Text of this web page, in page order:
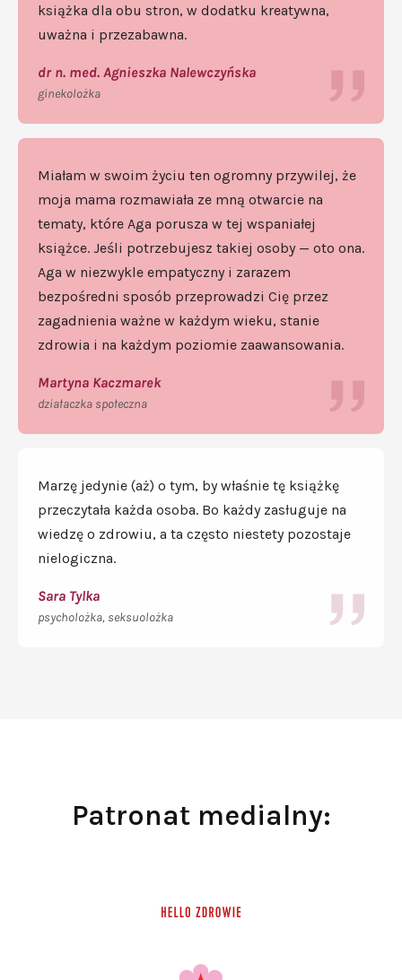
książka dla obu stron, w dodatku kreatywna,
uważna i przezabawna.
dr n. med. Agnieszka Nalewczyńska
ginekolożka
Miałam w swoim życiu ten ogromny przywilej, że
moja mama rozmawiała ze mną otwarcie na
tematy, które Aga porusza w tej wspaniałej
książce. Jeśli potrzebujesz takiej osoby — oto ona.
Aga w niezwykle empatyczny i zarazem
bezpośredni sposób przeprowadzi Cię przez
zagadnienia ważne w każdym wieku, stanie
zdrowia i na każdym poziomie zaawansowania.
Martyna Kaczmarek
działaczka społeczna
Marzę jedynie (aż) o tym, by właśnie tę książkę
przeczytała każda osoba. Bo każdy zasługuje na
wiedzę o zdrowiu, a ta często niestety pozostaje
nielogiczna.
Sara Tylka
psycholożka, seksuolożka
Patronat medialny: